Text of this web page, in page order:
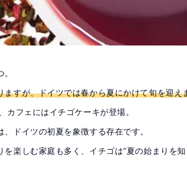
すが、ドイツでは春から夏にかけて旬を迎え
フェにはイチゴケーキが登場。
ドイツの初夏を象徴する存在です。
楽しむ家庭も多く、イチゴは“夏の始まりを